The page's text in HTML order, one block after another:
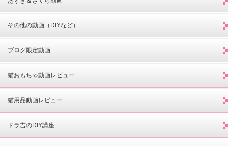
その他の動画（DIYなど）
ブログ限定動画
猫おもちゃ動画レビュー
猫用品動画レビュー
ドラ吉のDIY講座